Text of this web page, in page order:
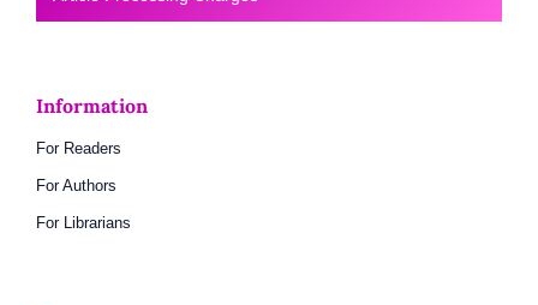
Information
For Readers
For Authors
For Librarians